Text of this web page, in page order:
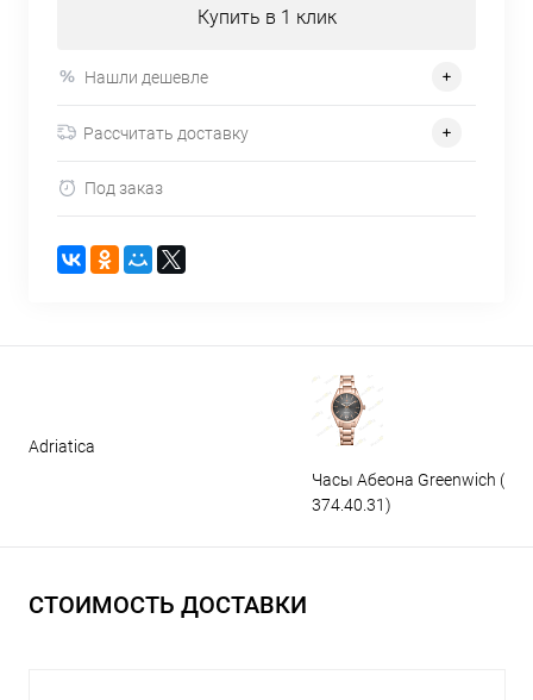
Купить в 1 клик
Нашли дешевле
Рассчитать доставку
Под заказ
Adriatica
Часы Абеона Greenwich (GW
374.40.31)
СТОИМОСТЬ ДОСТАВКИ